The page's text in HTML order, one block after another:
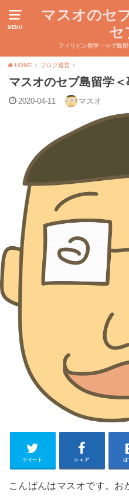
MENU
マスオのセ
セ
フィリピン留学・セブ島
HOME ブログ運営
マスオのセブ島留学
2020-04-11 マスオ
ツイート シェア
こんばんはマスオです。お